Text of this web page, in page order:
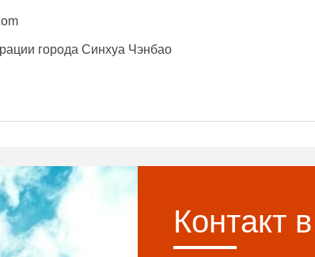
города Синхуа Чэнбао
Контакт